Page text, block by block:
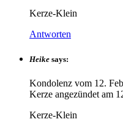
Kerze-Klein
Antworten
Heike says:
Kondolenz vom 12.
Kerze angezündet am
Kerze-Klein